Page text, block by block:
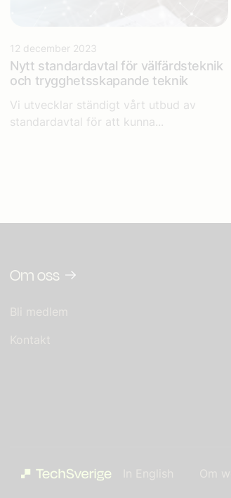
12 december 2023
Nytt standardavtal för välfärdsteknik
och trygghetsskapande teknik
Vi utvecklar ständigt vårt utbud av
standardavtal för att kunna...
Om oss
Bli medlem
Kontakt
In English Om